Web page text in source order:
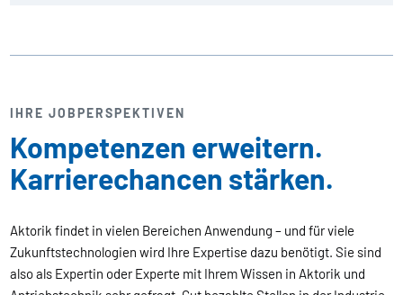
IHRE JOBPERSPEKTIVEN
Kompetenzen erweitern.
Karrierechancen stärken.
Aktorik findet in vielen Bereichen Anwendung – und für viele
Zukunftstechnologien wird Ihre Expertise dazu benötigt. Sie sind
also als Expertin oder Experte mit Ihrem Wissen in Aktorik und